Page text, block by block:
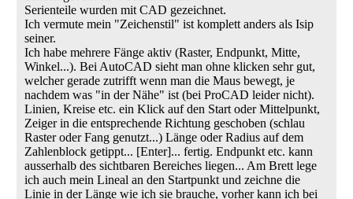
Serienteile wurden mit CAD gezeichnet.
Ich vermute mein "Zeichenstil" ist komplett anders als Isip
seiner.
Ich habe mehrere Fänge aktiv (Raster, Endpunkt, Mitte,
Winkel...). Bei AutoCAD sieht man ohne klicken sehr gut,
welcher gerade zutrifft wenn man die Maus bewegt, je
nachdem was "in der Nähe" ist (bei ProCAD leider nicht).
Linien, Kreise etc. ein Klick auf den Start oder Mittelpunkt,
Zeiger in die entsprechende Richtung geschoben (schlau
Raster oder Fang genutzt...) Länge oder Radius auf dem
Zahlenblock getippt... [Enter]... fertig. Endpunkt etc. kann
ausserhalb des sichtbaren Bereiches liegen... Am Brett lege
ich auch mein Lineal an den Startpunkt und zeichne die
Linie in der Länge wie ich sie brauche, vorher kann ich bei